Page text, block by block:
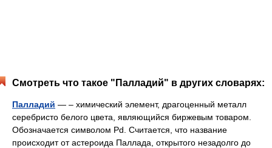
Смотреть что такое "Палладий" в других словарях:
Палладий — – химический элемент, драгоценный металл
серебристо белого цвета, являющийся биржевым товаром.
Обозначается символом Pd. Считается, что название
происходит от астероида Паллада, открытого незадолго до